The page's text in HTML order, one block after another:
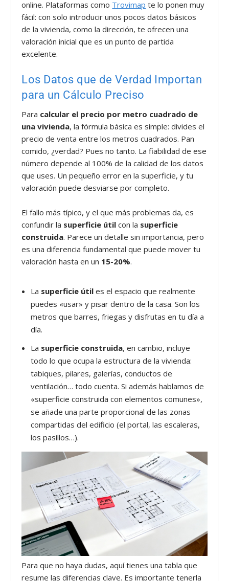
online. Plataformas como Trovimap te lo ponen muy
fácil: con solo introducir unos pocos datos básicos
de la vivienda, como la dirección, te ofrecen una
valoración inicial que es un punto de partida
excelente.
Los Datos que de Verdad Importan
para un Cálculo Preciso
Para calcular el precio por metro cuadrado de
una vivienda, la fórmula básica es simple: divides el
precio de venta entre los metros cuadrados. Pan
comido, ¿verdad? Pues no tanto. La fiabilidad de ese
número depende al 100% de la calidad de los datos
que uses. Un pequeño error en la superficie, y tu
valoración puede desviarse por completo.
El fallo más típico, y el que más problemas da, es
confundir la superficie útil con la superficie
construida. Parece un detalle sin importancia, pero
es una diferencia fundamental que puede mover tu
valoración hasta en un 15-20%.
La superficie útiles el espacio que realmente
puedes «usar» y pisar dentro de la casa. Son los
metros que barres, friegas y disfrutas en tu día a
día.
La superficie construida, en cambio, incluye
todo lo que ocupa la estructura de la vivienda:
tabiques, pilares, galerías, conductos de
ventilación… todo cuenta. Si además hablamos de
«superficie construida con elementos comunes»,
se añade una parte proporcional de las zonas
compartidas del edificio (el portal, las escaleras,
los pasillos…).
Para que no haya dudas, aquí tienes una tabla que
resume las diferencias clave. Es importante tenerla